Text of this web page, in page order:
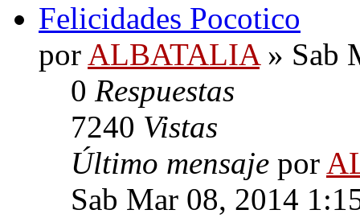
Felicidades Pocotico
por ALBATALIA» Sab
0 Respuestas
7240 Vistas
Último mensaje por
Sab Mar 08, 2014